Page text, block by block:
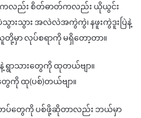
ေကလည်း စိတ်ဓာတ်ကလည်း ယိုယွင်း
ပဲသွားသွား အလဲလဲအကွဲကွဲ၊ နဖူးကွဲဒူးပြဲနဲ့
မှာ လုပ်စရာကို မရှိတော့တာ။
ရွာသားတွေကို ထုတယ်ဗျာ။
ေကို ထု(ပစ်)တယ်ဗျာ။
ပ်တွေကို ပစ်ဖို့ဆိုတာလည်း ဘယ်မှာ